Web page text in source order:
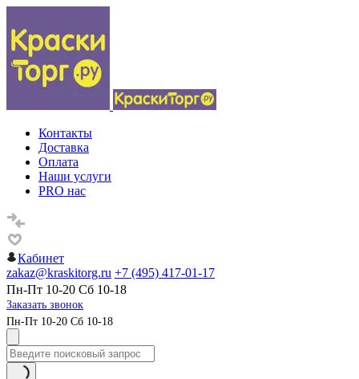
Контакты
Доставка
Оплата
Наши услуги
PRO нас
Кабинет
zakaz@kraskitorg.ru +7 (495) 417-01-17
Пн-Пт 10-20 Сб 10-18
Заказать звонок
Пн-Пт 10-20 Сб 10-18